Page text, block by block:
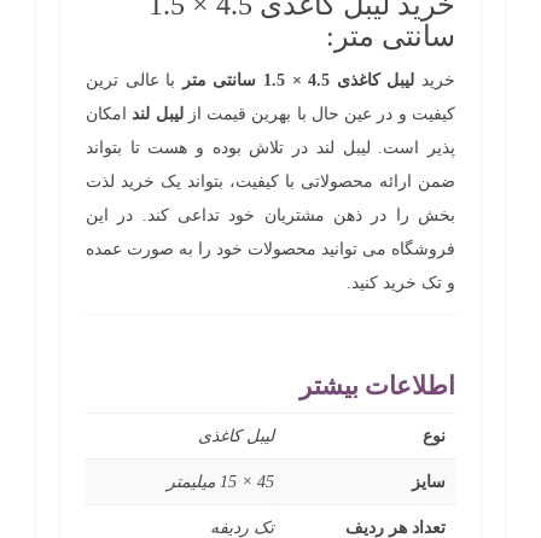
سانتی متر:
خرید لیبل کاغذی 4.5 × 1.5 سانتی متر
با عالی ترین
کیفیت و در عین حال با بهرین قیمت ازلیبل لندامکان
پذیر است. لیبل لند در تلاش بوده و هست تا بتواند
ضمن ارائه محصولاتی با کیفیت، بتواند یک خرید لذت
بخش را در ذهن مشتریان خود تداعی کند. در این
فروشگاه می توانید محصولات خود را به صورت عمده
و تک خرید کنید.
اطلاعات بیشتر
نوع لیبل کاغذی
سایز 45 × 15 میلیمتر
تعداد هر ردیف تک ردیفه